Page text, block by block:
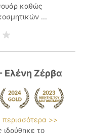
καθώς
...
Ελένη Ζέρβα
περισσότερα >>
ιδρύθηκε το